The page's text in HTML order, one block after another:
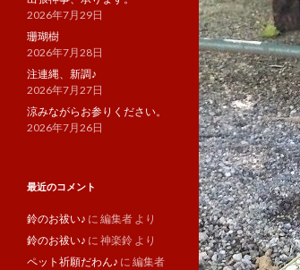
2026年7月29日
珊瑚樹
2026年7月28日
注連縄、新調♪
2026年7月27日
涼みながらお参りください。
2026年7月26日
最近のコメント
鈴のお祓い♪ に 編集者 より
鈴のお祓い♪ に 神楽鈴 より
ペット祈願だわん♪ に 編集者